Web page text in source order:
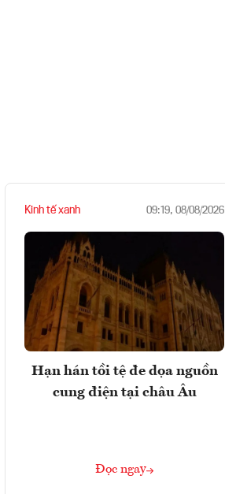
Kinh tế xanh 09:19, 08/08/2026
Hạn hán tồi tệ đe dọa nguồn
cung điện tại châu Âu
Đọc ngay